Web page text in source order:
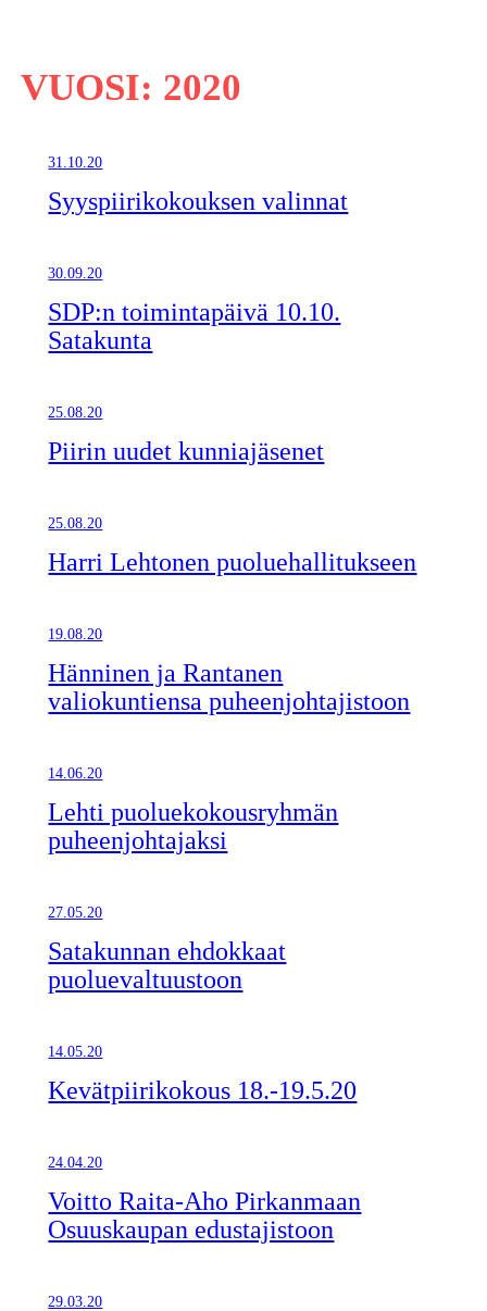
VUOSI: 2020
31.10.20
Syyspiirikokouksen valinnat
30.09.20
SDP:n toimintapäivä 10.10.
Satakunta
25.08.20
Piirin uudet kunniajäsenet
25.08.20
Harri Lehtonen puoluehallitukseen
19.08.20
Hänninen ja Rantanen
valiokuntiensa puheenjohtajistoon
14.06.20
Lehti puoluekokousryhmän
puheenjohtajaksi
27.05.20
Satakunnan ehdokkaat
puoluevaltuustoon
14.05.20
Kevätpiirikokous 18.-19.5.20
24.04.20
Voitto Raita-Aho Pirkanmaan
Osuuskaupan edustajistoon
29.03.20